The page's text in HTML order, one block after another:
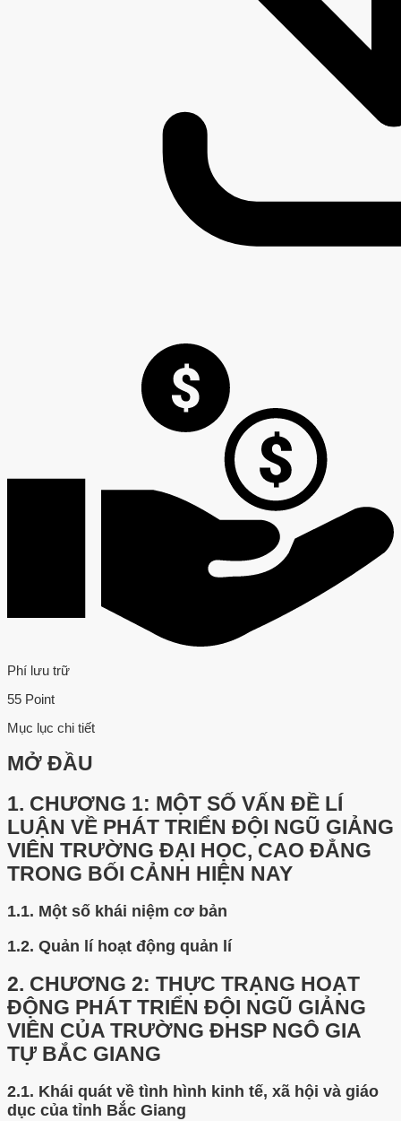
Phí lưu trữ
55 Point
Mục lục chi tiết
MỞ ĐẦU
1. CHƯƠNG 1: MỘT SỐ VẤN ĐỀ LÍ
LUẬN VỀ PHÁT TRIỂN ĐỘI NGŨ GIẢNG
VIÊN TRƯỜNG ĐẠI HỌC, CAO ĐẲNG
TRONG BỐI CẢNH HIỆN NAY
1.1. Một số khái niệm cơ bản
1.2. Quản lí hoạt động quản lí
2. CHƯƠNG 2: THỰC TRẠNG HOẠT
ĐỘNG PHÁT TRIỂN ĐỘI NGŨ GIẢNG
VIÊN CỦA TRƯỜNG ĐHSP NGÔ GIA
TỰ BẮC GIANG
2.1. Khái quát về tình hình kinh tế, xã hội và giáo
dục của tỉnh Bắc Giang